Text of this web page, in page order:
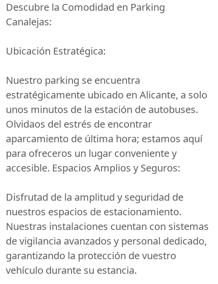
Descubre la Comodidad en Parking
Canalejas:
Ubicación Estratégica:
Nuestro parking se encuentra
estratégicamente ubicado en Alicante, a solo
unos minutos de la estación de autobuses.
Olvidaos del estrés de encontrar
aparcamiento de última hora; estamos aquí
para ofreceros un lugar conveniente y
accesible. Espacios Amplios y Seguros:
Disfrutad de la amplitud y seguridad de
nuestros espacios de estacionamiento.
Nuestras instalaciones cuentan con sistemas
de vigilancia avanzados y personal dedicado,
garantizando la protección de vuestro
vehículo durante su estancia.